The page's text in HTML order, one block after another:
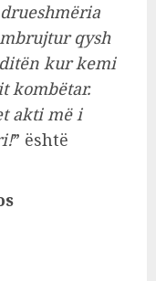
qysh
kur kemi
kombëtar.
akti më i
” është